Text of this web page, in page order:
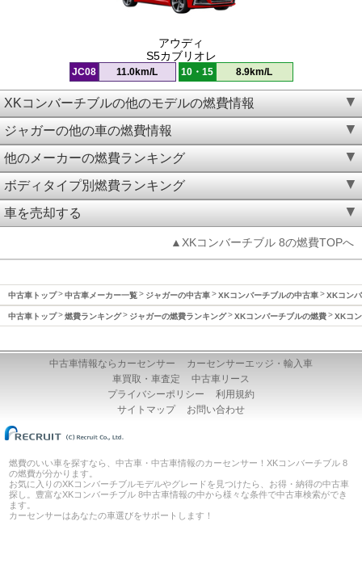
アウディ
S5カブリオレ
JC08 11.0km/L 10・15 8.9km/L
XKコンバーチブルの他のモデルの燃費情報
ジャガーの他の車の燃費情報
他のメーカーの燃費ランキング
ボディタイプ別燃費ランキング
車を売却する
▲XKコンバーチブル 8の燃費TOPへ
中古車トップ 中古車メーカー一覧 ジャガーの中古車 XKコンバーチブルの中古車 XKコン
中古車トップ 燃費ランキング ジャガーの燃費ランキング XKコンバーチブルの燃費 XKコ
中古車情報ならカーセンサー
カーセンサーエッジ・輸入車
車買取・車査定
中古車リース
プライバシーポリシー
利用規約
サイトマップ
お問い合わせ
燃費のいい車を探すなら、中古車・中古車情報のカーセンサー！XKコンバーチブル 8
の燃費が分かります。
お気に入りのXKコンバーチブルモデルやグレードを見つけたら、お得・納得の中古車
探し。豊富なXKコンバーチブル 8中古車情報の中から様々な条件で中古車検索ができ
ます。
カーセンサーはあなたの車選びをサポートします！